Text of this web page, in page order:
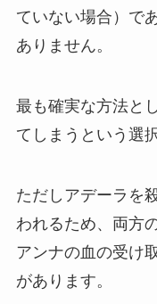
ていない場合）で
ありません。
最も確実な方法と
てしまうという選
ただしアデーラを
われるため、両方
アンナの血の受け
があります。